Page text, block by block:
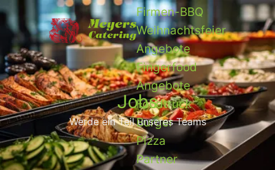
Firmen-BBQ
Weihnachtsfeier
Angebote
Fingerfood
Angebote
Foodtruck
Burger
Pizza
Partner
Jobs
Werde ein Teil unseres Teams